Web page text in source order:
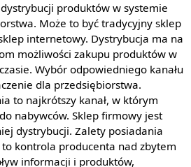
produktów w systemie
Może to być tradycyjny sklep
internetowy. Dystrybucja ma na
możliwości zakupu produktów w
Wybór odpowiedniego kanału
dla przedsiębiorstwa.
to najkrótszy kanał, w którym
nabywców. Sklep firmowy jest
dystrybucji. Zalety posiadania
kontrola producenta nad zbytem
informacji i produktów,